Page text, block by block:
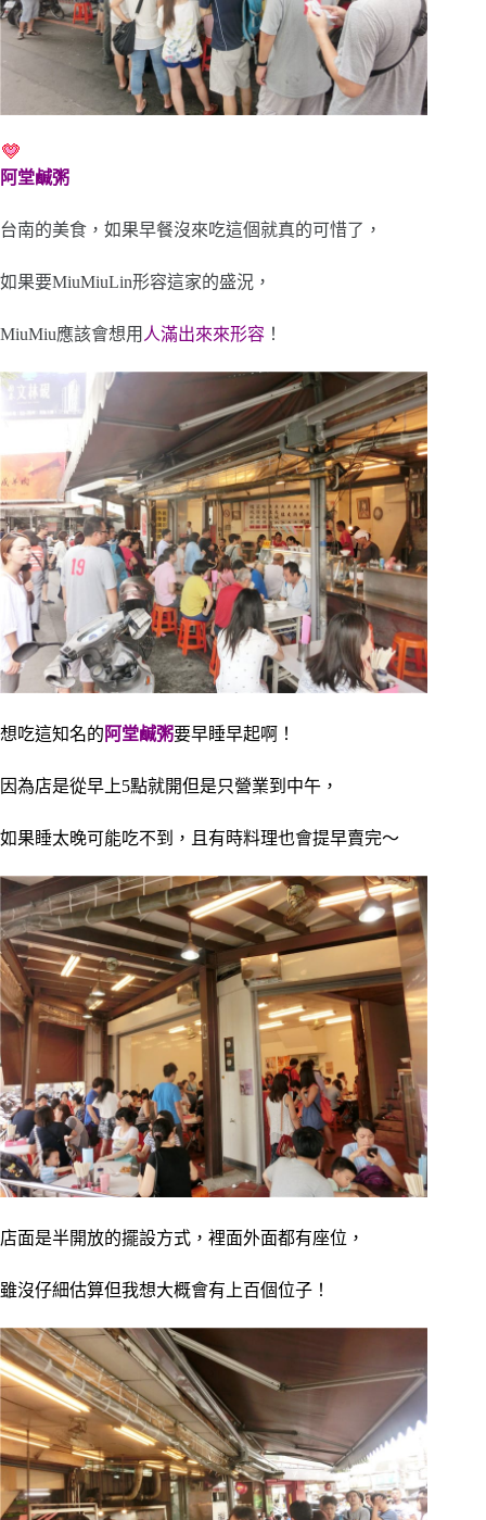
阿堂鹹粥
台南的美食，如果早餐沒來吃這個就真的可惜了，
如果要MiuMiuLin形容這家的盛況，
MiuMiu應該會想用 人滿出來來形容 ！
想吃這知名的 阿堂鹹粥要早睡早起啊！
因為店是從早上5點就開但是只營業到中午，
如果睡太晚可能吃不到，且有時料理也會提早賣完～
店面是半開放的擺設方式，裡面外面都有座位，
雖沒仔細估算但我想大概會有上百個位子！